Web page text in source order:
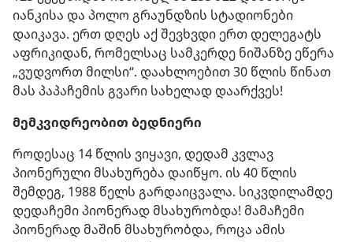
იანკისა და პოლო გრაუნდზის სტადიონები
დაიკავა. ერთ დღეს აქ შევხვდი ერთ დელეგატს
აფრიკიდან, რომელსაც სამკერდე ნიშანზე ეწერა
„ვუდვორთ მილსი“. დაახლოებით 30 წლის წინათ
მას პაპაჩემის გვარი სახელად დაარქვეს!
მემკვიდრეობით ბედნიერი
როდესაც 14 წლის ვიყავი, დედამ კვლავ
პიონერული მსახურება დაიწყო. ის 40 წლის
შემდეგ, 1988 წელს გარდაიცვალა. სიკვდილამდე
დედაჩემი პიონერად მსახურობდა! მამაჩემი
პიონერად მაშინ მსახურობდა, როცა ამის